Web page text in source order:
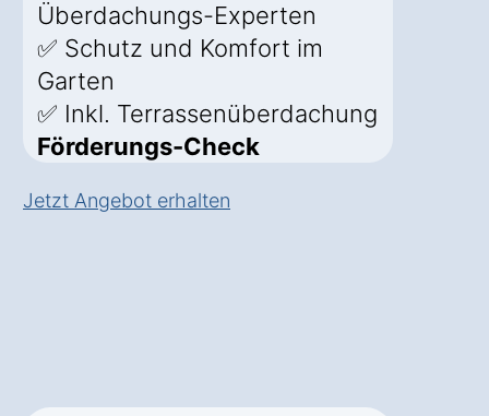
Überdachungs-Experten
✅ Schutz und Komfort im
Garten
✅ Inkl. Terrassenüberdachung
Förderungs-Check
Jetzt Angebot erhalten